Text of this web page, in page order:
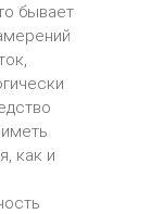
бывает
как и